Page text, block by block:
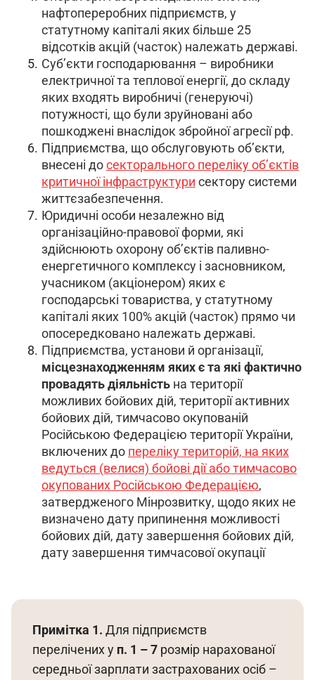
нафтопереробних підприємств, у
статутному капіталі яких більше 25
відсотків акцій (часток) належать державі.
Суб’єкти господарювання – виробники
електричної та теплової енергії, до складу
яких входять виробничі (генеруючі)
потужності, що були зруйновані або
пошкоджені внаслідок збройної агресії рф.
Підприємства, що обслуговують об’єкти,
внесені досекторального переліку об’єктів
критичної інфраструктури сектору системи
життєзабезпечення.
Юридичні особи незалежно від
організаційно-правової форми, які
здійснюють охорону об’єктів паливно-
енергетичного комплексу і засновником,
учасником (акціонером) яких є
господарські товариства, у статутному
капіталі яких 100% акцій (часток) прямо чи
опосередковано належать державі.
Підприємства, установи й організації,
місцезнаходженням яких є та які фактично
провадять діяльність на території
можливих бойових дій, території активних
бойових дій, тимчасово окупованій
Російською Федерацією території України,
включених до переліку територій, на яких
ведуться (велися) бойові дії або тимчасово
окупованих Російською Федерацією,
затвердженого Мінрозвитку, щодо яких не
визначено дату припинення можливості
бойових дій, дату завершення бойових дій,
дату завершення тимчасової окупації
Примітка 1. Для підприємств
перелічених у п. 1 – 7 розмір нарахованої
середньої зарплати застрахованих осіб –